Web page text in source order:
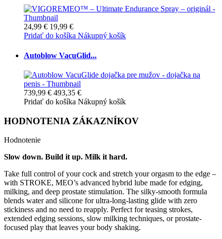
24,99 € 19,99 €
Pridať do košíka Nákupný košík
Autoblow VacuGlid...
739,99 € 493,35 €
Pridať do košíka Nákupný košík
HODNOTENIA ZÁKAZNÍKOV
Hodnotenie
Slow down. Build it up. Milk it hard.
Take full control of your cock and stretch your orgasm to the edge –
with STROKE, MEO’s advanced hybrid lube made for edging,
milking, and deep prostate stimulation. The silky-smooth formula
blends water and silicone for ultra-long-lasting glide with zero
stickiness and no need to reapply. Perfect for teasing strokes,
extended edging sessions, slow milking techniques, or prostate-
focused play that leaves your body shaking.